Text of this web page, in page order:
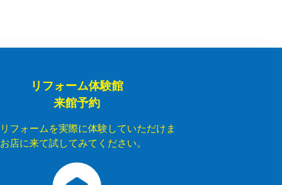
リフォーム体験館
来館予約
フォームを実際に体験していただけま
店に来て試してみてください。